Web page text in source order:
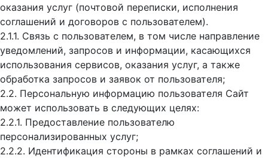
оказания услуг (почтовой переписки, исполнения
соглашений и договоров с пользователем).
2.1.1. Связь с пользователем, в том числе направление
уведомлений, запросов и информации, касающихся
использования сервисов, оказания услуг, а также
обработка запросов и заявок от пользователя;
2.2. Персональную информацию пользователя Сайт
может использовать в следующих целях:
2.2.1. Предоставление пользователю
персонализированных услуг;
2.2.2. Идентификация стороны в рамках соглашений и